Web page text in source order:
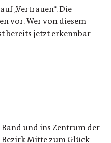
„Vertrauen“. Die
vor. Wer von diesem
bereits jetzt erkennbar
und ins Zentrum der
Mitte zum Glück